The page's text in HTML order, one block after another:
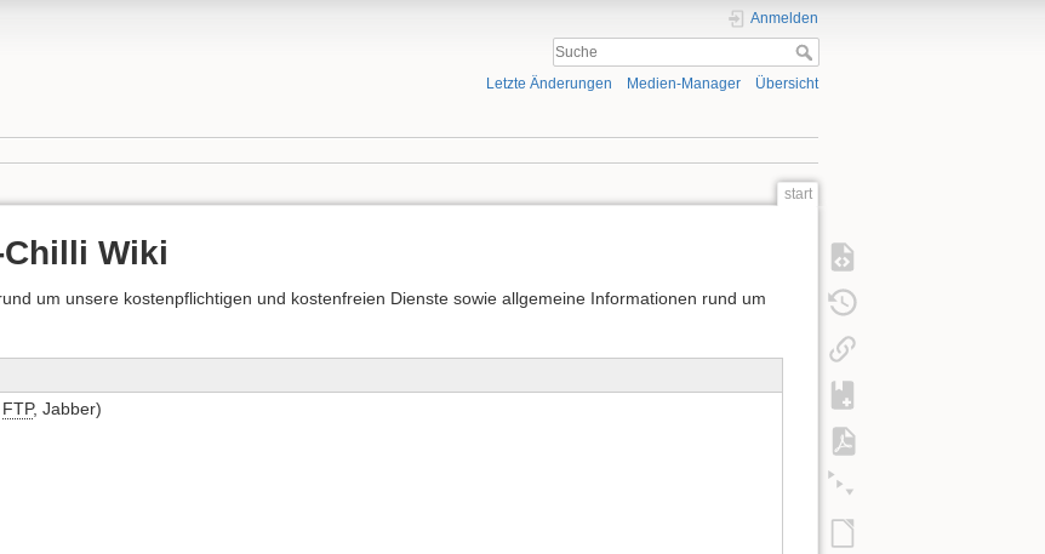
Anmelden
Letzte Änderungen Medien-Manager Übersicht
start
Wiki
um unsere kostenpflichtigen und kostenfreien Dienste sowie allgemeine Informationen rund um
FTP, Jabber)